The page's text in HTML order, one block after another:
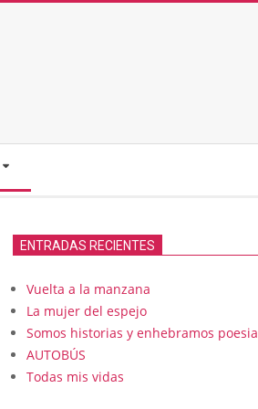
ENTRADAS RECIENTES
Vuelta a la manzana
La mujer del espejo
Somos historias y enhebramos poesia
AUTOBÚS
Todas mis vidas